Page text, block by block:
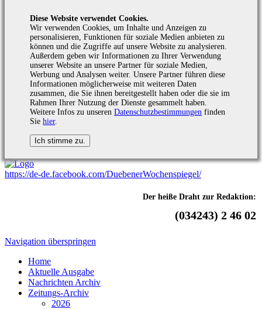
Diese Website verwendet Cookies.
Wir verwenden Cookies, um Inhalte und Anzeigen zu
personalisieren, Funktionen für soziale Medien anbieten zu
können und die Zugriffe auf unsere Website zu analysieren.
Außerdem geben wir Informationen zu Ihrer Verwendung
unserer Website an unsere Partner für soziale Medien,
Werbung und Analysen weiter. Unsere Partner führen diese
Informationen möglicherweise mit weiteren Daten
zusammen, die Sie ihnen bereitgestellt haben oder die sie im
Rahmen Ihrer Nutzung der Dienste gesammelt haben.
Weitere Infos zu unserenDatenschutzbestimmungen finden
Siehier.
https://de-de.facebook.com/DuebenerWochenspiegel/
Der heiße Draht zur Redaktion:
(034243) 2 46 02
Navigation überspringen
Home
Aktuelle Ausgabe
Nachrichten Archiv
Zeitungs-Archiv
2026